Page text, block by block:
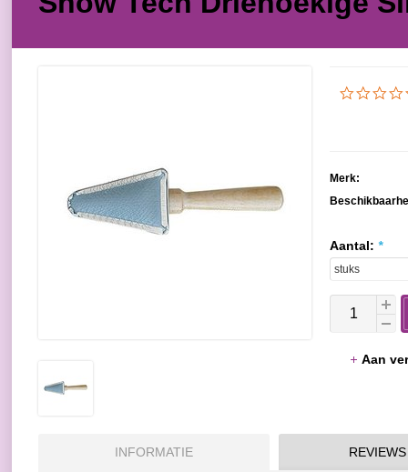
Merk:
Aantal: *
Aan
INFORMATIE REVIEWS